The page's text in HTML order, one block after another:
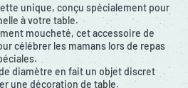
unique, conçu spécialement pour
à votre table.
moucheté, cet accessoire de
célébrer les mamans lors de repas
diamètre en fait un objet discret
une décoration de table.